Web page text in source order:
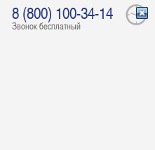
8 (800) 100-34-14
Звонок бесплатный